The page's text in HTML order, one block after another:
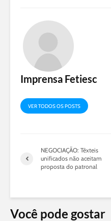
Imprensa Fetiesc
VER TODOS OS POSTS
NEGOCIAÇÃO: Têxteis
unificados não aceitam
proposta do patronal
Você pode gostar